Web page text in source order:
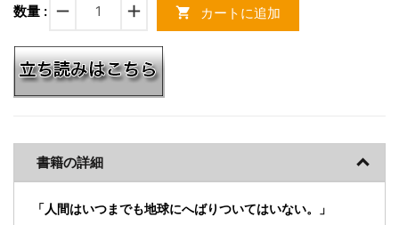
数量 : remove add shopping_cart カートに追加
書籍の詳細
「人間はいつまでも地球にへばりついてはいない。」